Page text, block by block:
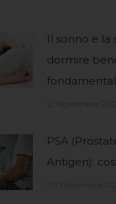
Il sonno e la
dormire
PSA
Antigen):